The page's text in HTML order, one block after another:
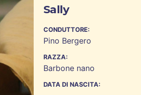
Sally
CONDUTTORE:
Pino Bergero
RAZZA:
Barbone nano
DATA DI NASCITA: